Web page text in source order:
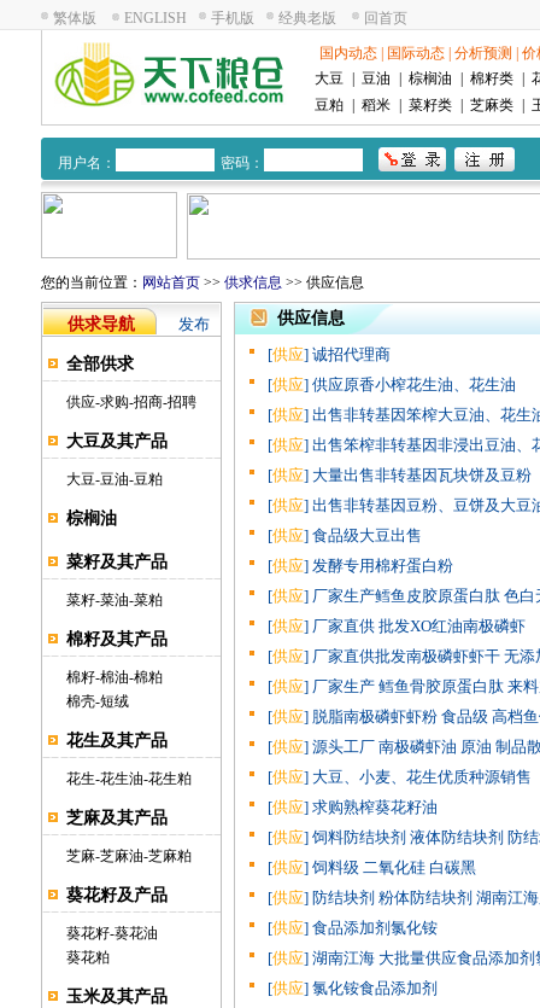
繁体版 ENGLISH 手机版 经典老版 回首页
国内动态 国际动态 分析预测
价
大豆
豆油 棕榈油 棉籽类
豆粕
稻米 菜籽类 芝麻类
用户名： 密码：
您的当前位置： 网站首页 >> 供求信息 >> 供应信息
供求导航 发布
全部供求
供应-求购-招商-招聘
大豆及其产品
大豆-豆油-豆粕
棕榈油
菜籽及其产品
菜籽-菜油-菜粕
棉籽及其产品
棉籽-棉油-棉粕
棉壳-短绒
花生及其产品
花生-花生油-花生粕
芝麻及其产品
芝麻-芝麻油-芝麻粕
葵花籽及产品
葵花籽-葵花油
葵花粕
玉米及其产品
供应信息
[供应] 诚招代理商
[供应] 供应原香小榨花生油、花生油
[供应] 出售非转基因笨榨大豆油、花生
[供应] 出售笨榨非转基因非浸出豆油、
[供应] 大量出售非转基因瓦块饼及豆粉
[供应] 出售非转基因豆粉、豆饼及大豆
[供应] 食品级大豆出售
[供应] 发酵专用棉籽蛋白粉
[供应] 厂家生产鳕鱼皮胶原蛋白肽 色白
[供应] 厂家直供 批发XO红油南极磷虾
[供应] 厂家直供批发南极磷虾虾干 无添
[供应] 厂家生产 鳕鱼骨胶原蛋白肽 来
[供应] 脱脂南极磷虾虾粉 食品级 高档
[供应] 源头工厂 南极磷虾油 原油 制品
[供应] 大豆、小麦、花生优质种源销售
[供应] 求购熟榨葵花籽油
[供应] 饲料防结块剂 液体防结块剂 防
[供应] 饲料级 二氧化硅 白碳黑
[供应] 防结块剂 粉体防结块剂 湖南江
[供应] 食品添加剂氯化铵
[供应] 湖南江海 大批量供应食品添加剂
[供应] 氯化铵食品添加剂